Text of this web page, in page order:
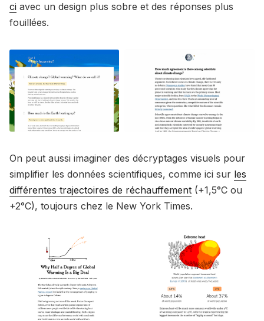
ci avec un design plus sobre et des réponses plus
fouillées.
On peut aussi imaginer des décryptages visuels pour
simplifier les données scientifiques, comme ici sur les
différentes trajectoires de réchauffement (+1,5°C ou
+2°C), toujours chez le New York Times.